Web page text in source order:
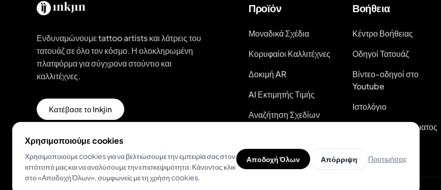
Ενδυναμώνουμε tattoo artists και λάτρεις του
τατουάζ σε όλο τον κόσμο. Η ολοκληρωμένη
πλατφόρμα για σύγχρονα στούντιο και
καλλιτέχνες.
Κατέβασε το Inkjin
Προϊόν
Μοναδικά Σχέδια
Κορυφαίοι Καλλιτέχνες
Δοκιμή AR
AI Εκτιμητής Τιμής
Αναζήτηση Σχεδίων
Βοήθεια
Κέντρο Βοήθειας
Οδηγοί Τατουάζ
Βίντεο-οδηγοί στο
Youtube
Ιστολόγιο
Κατάσταση Συστήματος
Χρησιμοποιούμε cookies
Χρησιμοποιούμε cookies για να βελτιώσουμε την εμπειρία σας στον
ιστότοπό μας και να αναλύσουμε την επισκεψιμότητα. Κάνοντας κλικ
στο «Αποδοχή Όλων», συμφωνείς με τη χρήση cookies.
Αποδοχή Όλων Απόρριψη Προτιμήσεις